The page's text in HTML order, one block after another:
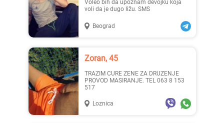
Voleo bih da upoznam devojku koja
voli da je dugo ližu. SMS
Beograd
Zoran, 45
TRAZIM CURE ZENE ZA DRUZENJE
PROVOD MASIRANJE. TEL 063 8 153
517
Loznica